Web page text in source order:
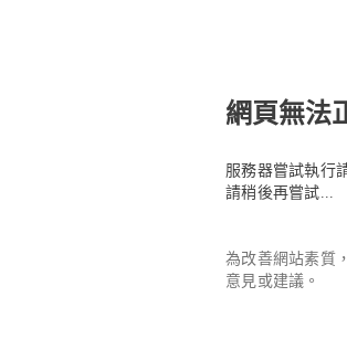
網頁無法
服務器嘗試執行
請稍後再嘗試...
為改善網站素質
意見或建議。